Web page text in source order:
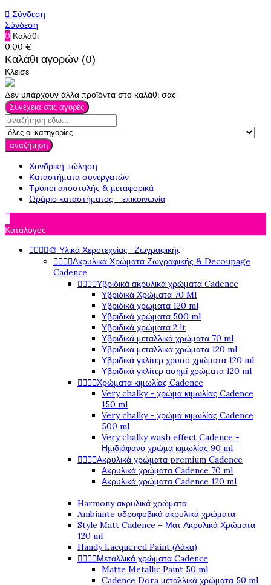
 Σύνδεση
Σύνδεση
0 Καλάθι
0,00 €
Καλάθι αγορών (0)
Κλείσε
Δεν υπάρχουν άλλα προϊόντα στο καλάθι σας
Συνέχεια στις αγορές
αναζήτηση
Χονδρική πώληση
Καταστήματα συνεργατών
Τρόποι αποστολής & μεταφορικά
Ωράριο καταστήματος - επικοινωνία
Κατάλογος
🎨 Υλικά Χεροτεχνίας- Ζωγραφικής
Ακρυλικά Χρώματα Ζωγραφικής & Decoupage
Cadence
Υβριδικά ακρυλικά χρώματα Cadence
Υβριδικά Χρώματα 70 Ml
Υβριδικά χρώματα 120 ml
Υβριδικά χρώματα 500 ml
Υβριδικά χρώματα 2 lt
Υβριδικά μεταλλικά χρώματα 70 ml
Υβριδικά μεταλλικά χρώματα 120 ml
Υβριδικά γκλίτερ χρυσό χρώματα 120 ml
Υβριδικά γκλίτερ ασημί χρώματα 120 ml
Χρώματα κιμωλίας Cadence
Very chalky - χρώμα κιμωλίας Cadence
150 ml
Very chalky - χρώμα κιμωλίας Cadence
500 ml
Very chalky wash effect Cadence -
Ημιδιάφανο χρώμα κιμωλίας 90 ml
Ακρυλικά χρώματα premium Cadence
Ακρυλικά χρώματα Cadence 70 ml
Ακρυλικά χρώματα Cadence 120 ml
Harmony ακρυλικά χρώματα
Ambiante υδροφοβικά ακρυλικά χρώματα
Style Matt Cadence – Ματ Ακρυλικά Χρώματα
120 ml
Handy Lacquered Paint (Λάκα)
Μεταλλικά χρώματα Cadence
Matte Metallic Paint 50 ml
Cadence Dora μεταλλικά χρώματα 50 ml